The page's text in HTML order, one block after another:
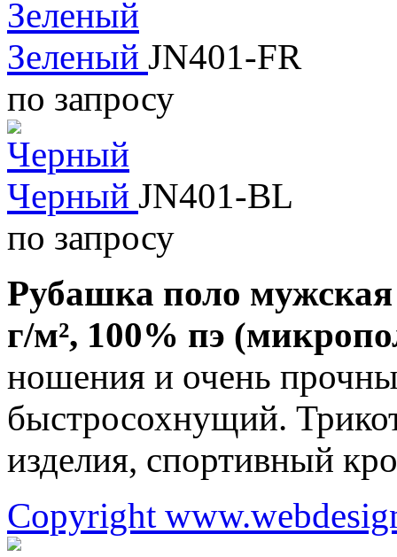
Зеленый JN401-FR
по запросу
Черный JN401-BL
по запросу
Рубашка поло мужская
г/м², 100% пэ
ношения и очень
быстросохнущий.
изделия, спортивный
Copyright